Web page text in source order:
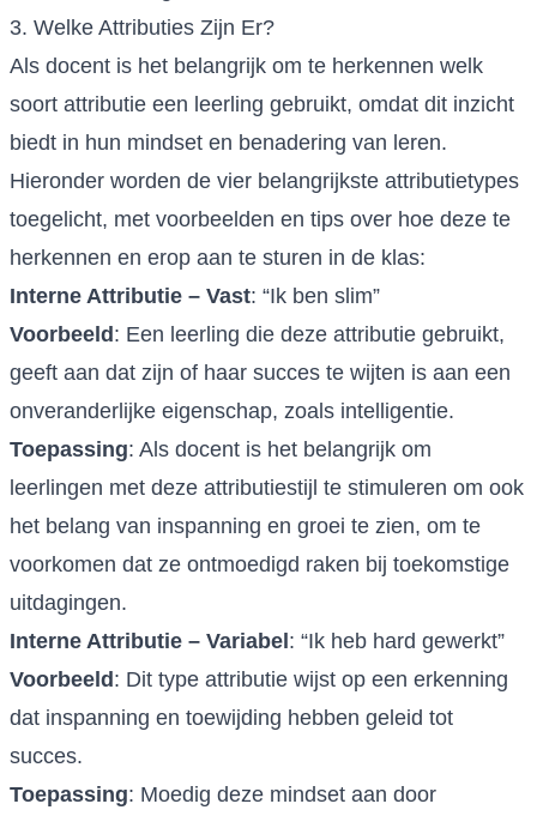
3. Welke Attributies Zijn Er?
Als docent is het belangrijk om te herkennen welk
soort attributie een leerling gebruikt, omdat dit inzicht
biedt in hun mindset en benadering van leren.
Hieronder worden de vier belangrijkste attributietypes
toegelicht, met voorbeelden en tips over hoe deze te
herkennen en erop aan te sturen in de klas:
Interne Attributie – Vast: “Ik ben slim”
Voorbeeld : Een leerling die deze attributie gebruikt,
geeft aan dat zijn of haar succes te wijten is aan een
onveranderlijke eigenschap, zoals intelligentie.
Toepassing: Als docent is het belangrijk om
leerlingen met deze attributiestijl te stimuleren om ook
het belang van inspanning en groei te zien, om te
voorkomen dat ze ontmoedigd raken bij toekomstige
uitdagingen.
Interne Attributie – Variabel : “Ik heb hard gewerkt”
Voorbeeld : Dit type attributie wijst op een erkenning
dat inspanning en toewijding hebben geleid tot
succes.
Toepassing: Moedig deze mindset aan door